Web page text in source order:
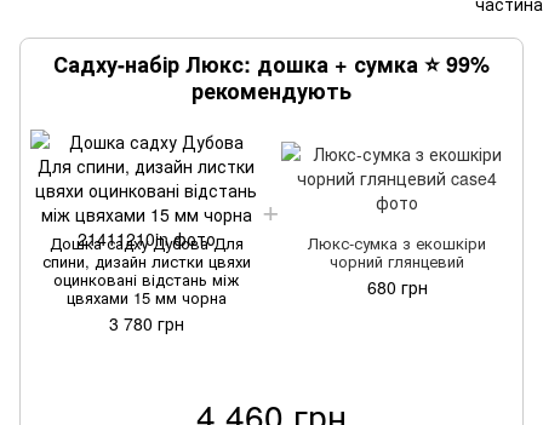
Садху-набір Люкс: дошка + сумка ⭐ 99%
рекомендують
Дошка садху Дубова Для
спини, дизайн листки цвяхи
оцинковані відстань між
цвяхами 15 мм чорна
3 780 грн
Люкс-сумка з екошкіри
чорний глянцевий
680 грн
4 460 грн